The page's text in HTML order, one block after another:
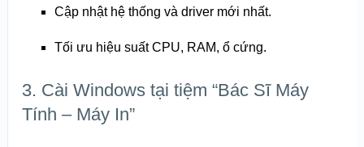
Cập nhật hệ thống và driver mới nhất.
Tối ưu hiệu suất CPU, RAM, ổ cứng.
3. Cài Windows tại tiệm “Bác Sĩ Máy
Tính – Máy In”